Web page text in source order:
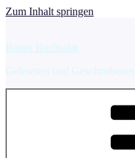
Zum Inhalt springen
Ranas Buchsalat
Gelesenes und Geschriebenes